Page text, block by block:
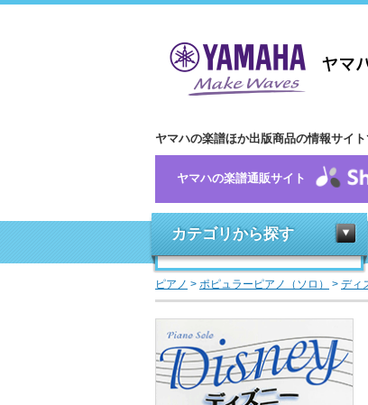
ヤマハの楽譜ほか出版商品の情報サイト
ヤマハの楽譜通販サイト
カテゴリから探す
ピアノ > ポピュラーピアノ（ソロ） > ディ